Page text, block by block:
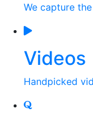
We capture
Videos
Handpicked